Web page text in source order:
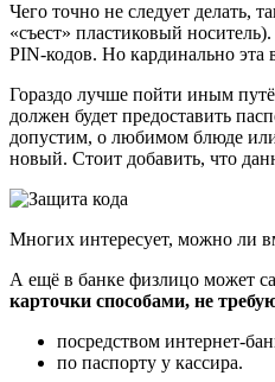
Чего точно не следует делать,
«съест» пластиковый
PIN-кодов. Но кардинально эта
Гораздо лучше пойти иным
должен будет предоставить
допустим, о любимом блюде или
новый. Стоит добавить, что
Многих интересует, можно ли
А ещё в банке физлицо может
карточки способами, не
посредством интернет-
по паспорту у кассира.